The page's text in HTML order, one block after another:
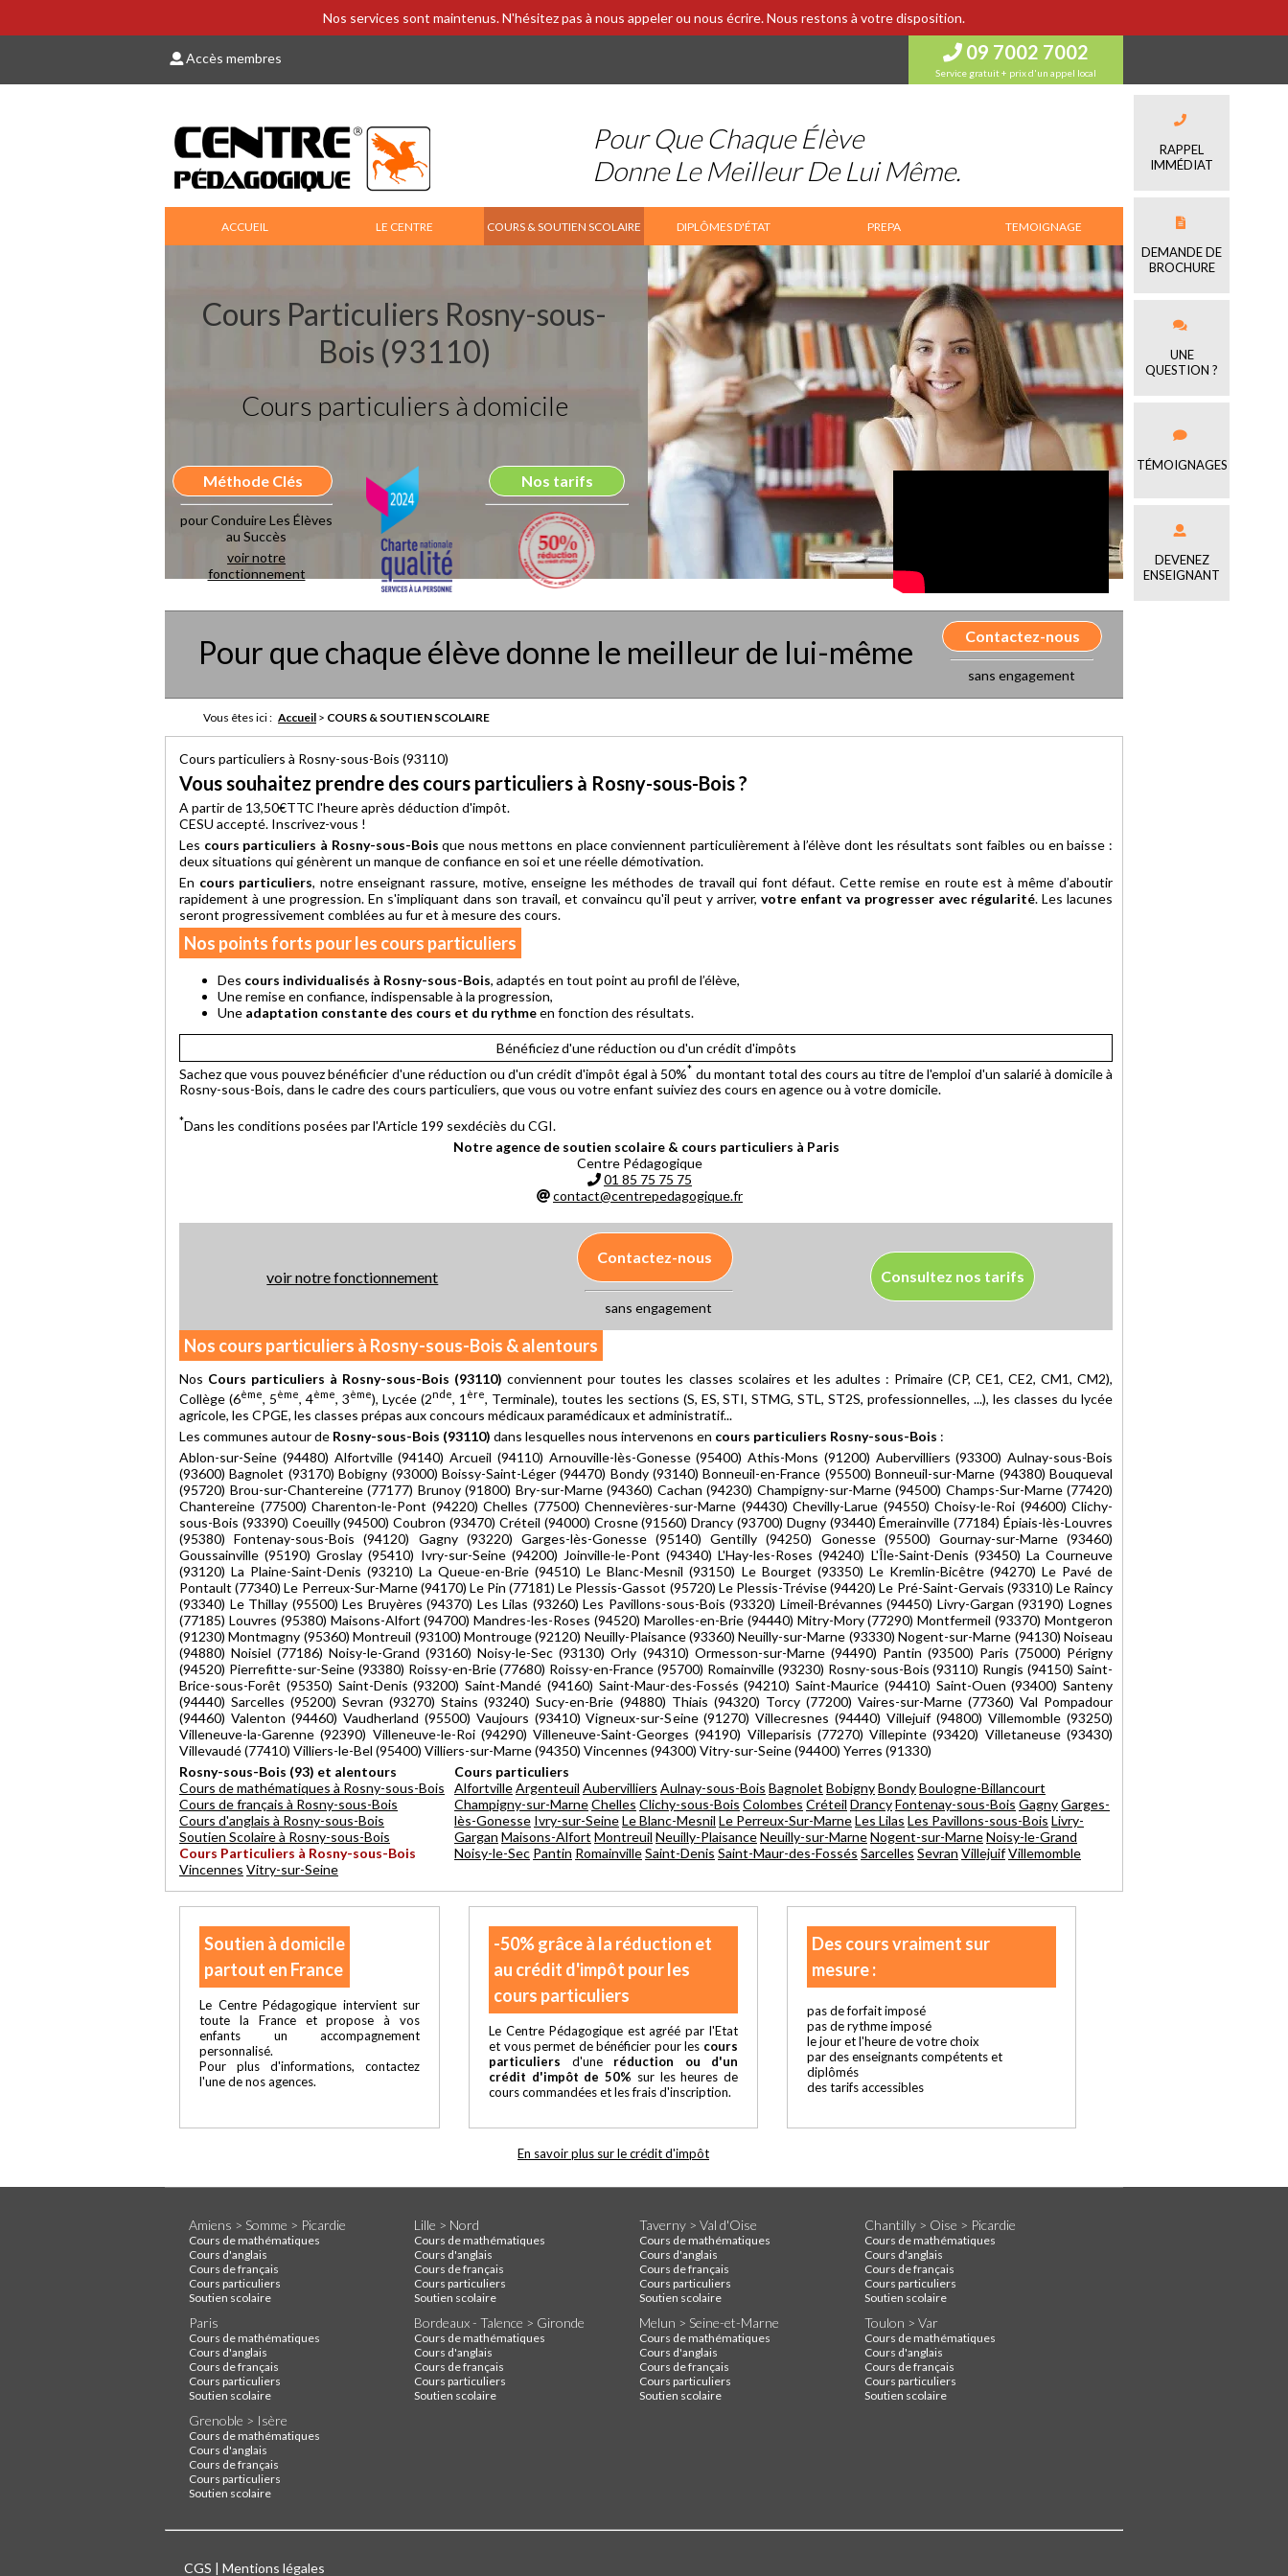
Nos services sont maintenus. N'hésitez pas à nous appeler ou nous écrire. Nous restons à votre disposition.
Accès membres 09 7002 7002
Service gratuit + prix d'un appel local
Pour Que Chaque Élève
Donne Le Meilleur De Lui Même.
ACCUEIL LE CENTRE COURS & SOUTIEN SCOLAIRE DIPLÔMES D'ÉTAT PREPA TEMOIGNAGE
RAPPEL
IMMÉDIAT
DEMANDE DE
BROCHURE
UNE
QUESTION ?
TÉMOIGNAGES
DEVENEZ
ENSEIGNANT
Cours Particuliers Rosny-sous-
Bois (93110)
Cours particuliers à domicile
Méthode Clés
pour Conduire Les Élèves
au Succès
voir notre
fonctionnement
Nos tarifs
Pour que chaque élève donne le meilleur de lui-même Contactez-nous
sans engagement
Vous êtes ici : Accueil > COURS & SOUTIEN SCOLAIRE
Cours particuliers à Rosny-sous-Bois (93110)
Vous souhaitez prendre des cours particuliers à Rosny-sous-Bois ?
A partir de 13,50€TTC l'heure après déduction d'impôt.
CESU accepté. Inscrivez-vous !
Les cours particuliers à Rosny-sous-Bois que nous mettons en place conviennent particulièrement à l’élève dont les résultats sont faibles ou en baisse :
deux situations qui génèrent un manque de confiance en soi et une réelle démotivation.
En cours particuliers, notre enseignant rassure, motive, enseigne les méthodes de travail qui font défaut. Cette remise en route est à même d’aboutir
rapidement à une progression. En s'impliquant dans son travail, et convaincu qu'il peut y arriver, votre enfant va progresser avec régularité. Les lacunes
seront progressivement comblées au fur et à mesure des cours.
Nos points forts pour les cours particuliers
Des cours individualisés à Rosny-sous-Bois, adaptés en tout point au profil de l’élève,
Une remise en confiance, indispensable à la progression,
Une adaptation constante des cours et du rythmeen fonction des résultats.
Bénéficiez d'une réduction ou d'un crédit d'impôts
Sachez que vous pouvez bénéficier d'une réduction ou d'un crédit d'impôt égal à 50%* du montant total des cours au titre de l'emploi d'un salarié à domicile à
Rosny-sous-Bois, dans le cadre des cours particuliers, que vous ou votre enfant suiviez des cours en agence ou à votre domicile.
*Dans les conditions posées par l'Article 199 sexdéciès du CGI.
Notre agence de soutien scolaire & cours particuliers à Paris
Centre Pédagogique
01 85 75 75 75
contact@centrepedagogique.fr
voir notre fonctionnement
Contactez-nous
sans engagement
Consultez nos tarifs
Nos cours particuliers à Rosny-sous-Bois & alentours
Nos Cours particuliers à Rosny-sous-Bois (93110) conviennent pour toutes les classes scolaires et les adultes : Primaire (CP, CE1, CE2, CM1, CM2),
Collège (6ème, 5ème, 4ème, 3ème), Lycée (2nde, 1 ère, Terminale), toutes les sections (S, ES, STI, STMG, STL, ST2S, professionnelles, ...), les classes du lycée
agricole, les CPGE, les classes prépas aux concours médicaux paramédicaux et administratif...
Les communes autour de Rosny-sous-Bois (93110) dans lesquelles nous intervenons en cours particuliers Rosny-sous-Bois :
Ablon-sur-Seine (94480) Alfortville (94140) Arcueil (94110) Arnouville-lès-Gonesse (95400) Athis-Mons (91200) Aubervilliers (93300) Aulnay-sous-Bois
(93600) Bagnolet (93170) Bobigny (93000) Boissy-Saint-Léger (94470) Bondy (93140) Bonneuil-en-France (95500) Bonneuil-sur-Marne (94380) Bouqueval
(95720) Brou-sur-Chantereine (77177) Brunoy (91800) Bry-sur-Marne (94360) Cachan (94230) Champigny-sur-Marne (94500) Champs-Sur-Marne (77420)
Chantereine (77500) Charenton-le-Pont (94220) Chelles (77500) Chennevières-sur-Marne (94430) Chevilly-Larue (94550) Choisy-le-Roi (94600) Clichy-
sous-Bois (93390) Coeuilly (94500) Coubron (93470) Créteil (94000) Crosne (91560) Drancy (93700) Dugny (93440) Émerainville (77184) Épiais-lès-Louvres
(95380) Fontenay-sous-Bois (94120) Gagny (93220) Garges-lès-Gonesse (95140) Gentilly (94250) Gonesse (95500) Gournay-sur-Marne (93460)
Goussainville (95190) Groslay (95410) Ivry-sur-Seine (94200) Joinville-le-Pont (94340) L'Hay-les-Roses (94240) L'Île-Saint-Denis (93450) La Courneuve
(93120) La Plaine-Saint-Denis (93210) La Queue-en-Brie (94510) Le Blanc-Mesnil (93150) Le Bourget (93350) Le Kremlin-Bicêtre (94270) Le Pavé de
Pontault (77340) Le Perreux-Sur-Marne (94170) Le Pin (77181) Le Plessis-Gassot (95720) Le Plessis-Trévise (94420) Le Pré-Saint-Gervais (93310) Le Raincy
(93340) Le Thillay (95500) Les Bruyères (94370) Les Lilas (93260) Les Pavillons-sous-Bois (93320) Limeil-Brévannes (94450) Livry-Gargan (93190) Lognes
(77185) Louvres (95380) Maisons-Alfort (94700) Mandres-les-Roses (94520) Marolles-en-Brie (94440) Mitry-Mory (77290) Montfermeil (93370) Montgeron
(91230) Montmagny (95360) Montreuil (93100) Montrouge (92120) Neuilly-Plaisance (93360) Neuilly-sur-Marne (93330) Nogent-sur-Marne (94130) Noiseau
(94880) Noisiel (77186) Noisy-le-Grand (93160) Noisy-le-Sec (93130) Orly (94310) Ormesson-sur-Marne (94490) Pantin (93500) Paris (75000) Périgny
(94520) Pierrefitte-sur-Seine (93380) Roissy-en-Brie (77680) Roissy-en-France (95700) Romainville (93230) Rosny-sous-Bois (93110) Rungis (94150) Saint-
Brice-sous-Forêt (95350) Saint-Denis (93200) Saint-Mandé (94160) Saint-Maur-des-Fossés (94210) Saint-Maurice (94410) Saint-Ouen (93400) Santeny
(94440) Sarcelles (95200) Sevran (93270) Stains (93240) Sucy-en-Brie (94880) Thiais (94320) Torcy (77200) Vaires-sur-Marne (77360) Val Pompadour
(94460) Valenton (94460) Vaudherland (95500) Vaujours (93410) Vigneux-sur-Seine (91270) Villecresnes (94440) Villejuif (94800) Villemomble (93250)
Villeneuve-la-Garenne (92390) Villeneuve-le-Roi (94290) Villeneuve-Saint-Georges (94190) Villeparisis (77270) Villepinte (93420) Villetaneuse (93430)
Villevaudé (77410) Villiers-le-Bel (95400) Villiers-sur-Marne (94350) Vincennes (94300) Vitry-sur-Seine (94400) Yerres (91330)
Rosny-sous-Bois (93) et alentours
Cours de mathématiques à Rosny-sous-Bois
Cours de français à Rosny-sous-Bois
Cours d'anglais à Rosny-sous-Bois
Soutien Scolaire à Rosny-sous-Bois
Cours Particuliers à Rosny-sous-Bois
Cours particuliers
AlfortvilleArgenteuil Aubervilliers Aulnay-sous-Bois Bagnolet BobignyBondyBoulogne-Billancourt
Champigny-sur-MarneChelles Clichy-sous-Bois Colombes Créteil DrancyFontenay-sous-Bois GagnyGarges-
lès-Gonesse Ivry-sur-SeineLe Blanc-Mesnil Le Perreux-Sur-MarneLes Lilas Les Pavillons-sous-Bois Livry-
Gargan Maisons-Alfort Montreuil Neuilly-PlaisanceNeuilly-sur-MarneNogent-sur-MarneNoisy-le-Grand
Noisy-le-Sec Pantin RomainvilleSaint-Denis Saint-Maur-des-Fossés Sarcelles Sevran VillejuifVillemomble
Vincennes Vitry-sur-Seine
Soutien à domicile
partout en France
Le Centre Pédagogique intervient sur
toute la France et propose à vos
enfants un accompagnement
personnalisé.
Pour plus d'informations, contactez
l'une de nos agences.
-50% grâce à la réduction et
au crédit d'impôt pour les
cours particuliers
Le Centre Pédagogique est agréé par l'Etat
et vous permet de bénéficier pour les cours
particuliers d'une réduction ou d'un
crédit d'impôt de 50% sur les heures de
cours commandées et les frais d'inscription.
En savoir plus sur le crédit d'impôt
Des cours vraiment sur
mesure :
pas de forfait imposé
pas de rythme imposé
le jour et l'heure de votre choix
par des enseignants compétents et
diplômés
des tarifs accessibles
Amiens > Somme > Picardie
Cours de mathématiques
Cours d'anglais
Cours de français
Cours particuliers
Soutien scolaire
Lille > Nord
Cours de mathématiques
Cours d'anglais
Cours de français
Cours particuliers
Soutien scolaire
Taverny > Val d'Oise
Cours de mathématiques
Cours d'anglais
Cours de français
Cours particuliers
Soutien scolaire
Chantilly > Oise > Picardie
Cours de mathématiques
Cours d'anglais
Cours de français
Cours particuliers
Soutien scolaire
Paris
Cours de mathématiques
Cours d'anglais
Cours de français
Cours particuliers
Soutien scolaire
Bordeaux - Talence > Gironde
Cours de mathématiques
Cours d'anglais
Cours de français
Cours particuliers
Soutien scolaire
Melun > Seine-et-Marne
Cours de mathématiques
Cours d'anglais
Cours de français
Cours particuliers
Soutien scolaire
Toulon > Var
Cours de mathématiques
Cours d'anglais
Cours de français
Cours particuliers
Soutien scolaire
Grenoble > Isère
Cours de mathématiques
Cours d'anglais
Cours de français
Cours particuliers
Soutien scolaire
CGS | Mentions légales